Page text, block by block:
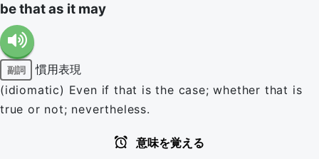
be that as it may
副詞
慣用表現
(idiomatic) Even if that is the case; whether that is
true or not; nevertheless.
意味を覚える